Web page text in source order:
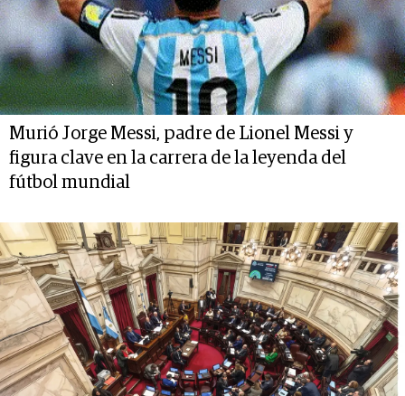
Murió Jorge Messi, padre de Lionel Messi y
figura clave en la carrera de la leyenda del
fútbol mundial